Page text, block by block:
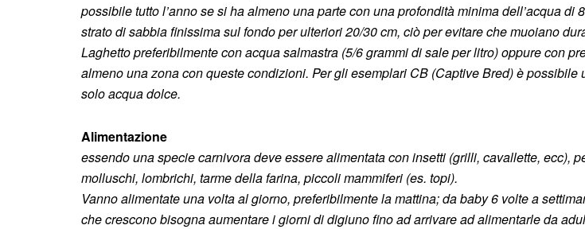
possibile tutto l’anno se si ha almeno una parte con una profondità minima dell’acqua di
strato di sabbia finissima sul fondo per ulteriori 20/30 cm, ciò per evitare che muoiano
Laghetto preferibilmente con acqua salmastra (5/6 grammi di sale per litro) oppure con
almeno una zona con queste condizioni. Per gli esemplari CB (Captive Bred) è possibile
solo acqua dolce.
Alimentazione
essendo una specie carnivora deve essere alimentata con insetti (grilli, cavallette, ecc),
molluschi, lombrichi, tarme della farina, piccoli mammiferi (es. topi).
Vanno alimentate una volta al giorno, preferibilmente la mattina; da baby 6 volte a
che crescono bisogna aumentare i giorni di digiuno fino ad arrivare ad alimentarle da